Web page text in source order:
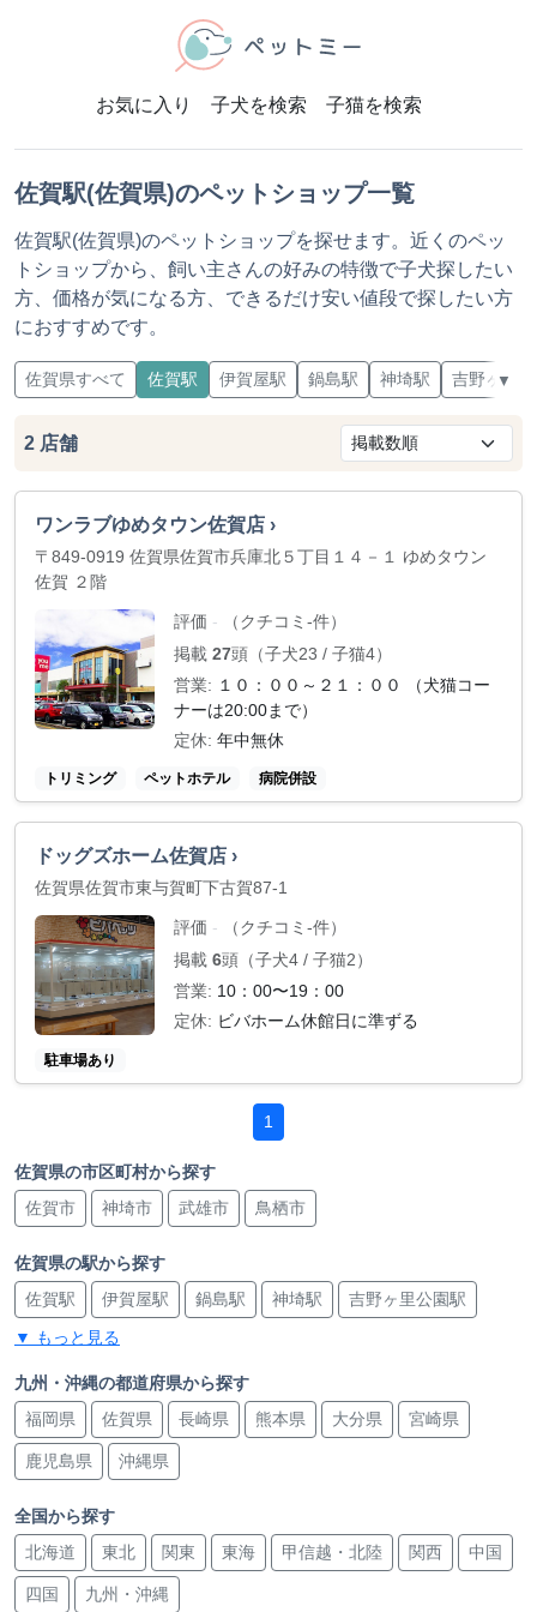
お気に入り 子犬を検索 子猫を検索
佐賀駅(佐賀県)のペットショップ一覧
佐賀駅(佐賀県)のペットショップを探せます。近くのペッ
トショップから、飼い主さんの好みの特徴で子犬探したい
方、価格が気になる方、できるだけ安い値段で探したい方
におすすめです。
佐賀県すべて 佐賀駅 伊賀屋駅 鍋島駅 神埼駅 吉野ヶ里
▼
2 店舗
ワンラブゆめタウン佐賀店 ›
〒849-0919 佐賀県佐賀市兵庫北５丁目１４－１ ゆめタウン
佐賀 ２階
評価 -
（クチコミ-件）
掲載 27頭（子犬23 / 子猫4）
営業: １０：００～２１：００ （犬猫コー
ナーは20:00まで）
定休: 年中無休
トリミング ペットホテル 病院併設
ドッグズホーム佐賀店 ›
佐賀県佐賀市東与賀町下古賀87-1
評価 -
（クチコミ-件）
掲載 6頭（子犬4 / 子猫2）
営業: 10：00〜19：00
定休: ビバホーム休館日に準ずる
駐車場あり
1
佐賀県の市区町村から探す
佐賀市
神埼市 武雄市 鳥栖市
佐賀県の駅から探す
佐賀駅
伊賀屋駅 鍋島駅 神埼駅 吉野ヶ里公園駅
武雄温泉駅
新鳥栖駅 新鳥栖駅 鳥栖駅
▼ もっと見る
九州・沖縄の都道府県から探す
福岡県
佐賀県 長崎県 熊本県 大分県 宮崎県
鹿児島県 沖縄県
全国から探す
北海道
東北 関東 東海 甲信越・北陸 関西 中国
四国 九州・沖縄